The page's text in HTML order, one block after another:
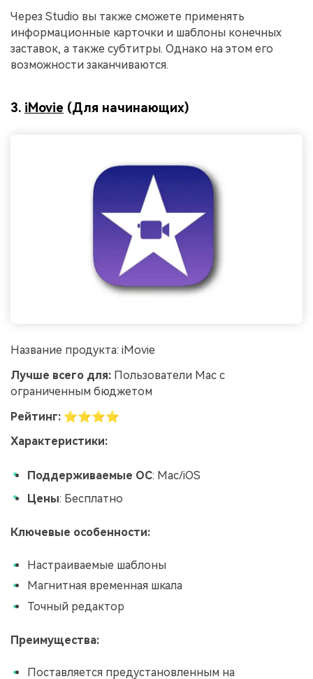
Через Studio вы также сможете применять
информационные карточки и шаблоны конечных
заставок, а также субтитры. Однако на этом его
возможности заканчиваются.
3. iMovie (Для начинающих)
Название продукта: iMovie
Лучше всего для: Пользователи Mac с
ограниченным бюджетом
Рейтинг: ⭐⭐⭐⭐
Характеристики:
Поддерживаемые ОС: Mac/iOS
Цены: Бесплатно
Ключевые особенности:
Настраиваемые шаблоны
Магнитная временная шкала
Точный редактор
Преимущества:
Поставляется предустановленным на